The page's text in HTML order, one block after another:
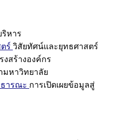
หาร
ร์ วิสัยทัศน์และยุทธศาสตร์
งสร้างองค์กร
มหาวิทยาลัย
ธารณะ การเปิดเผยข้อมูลสู่